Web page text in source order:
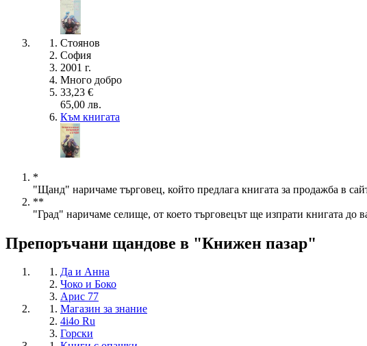
Стоянов
София
2001 г.
Много добро
33,23 €
65,00 лв.
Към книгата
*
"Щанд" наричаме търговец, който предлага книгата за продажба в
**
"Град" наричаме селище, от което търговецът ще изпрати книгата до
Препоръчани щандове в "Книжен пазар"
Да и Анна
Чоко и Боко
Арис 77
Магазин за знание
4i4o Ru
Горски